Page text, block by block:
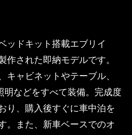
ッドキット搭載エブリイ
作された即納モデルです。
キャビネットやテーブル、
明などをすべて装備。完成度
り、購入後すぐに車中泊を
。また、新車ベースでのオ